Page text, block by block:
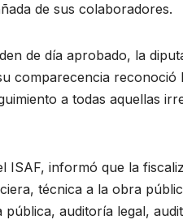
de sus colaboradores.
de día aprobado, la
comparecencia
a todas aquellas
ISAF, informó que la
técnica a la obra
auditoría legal,